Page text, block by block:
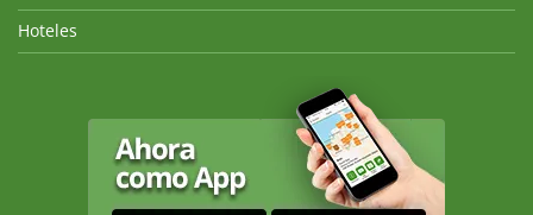
Hoteles